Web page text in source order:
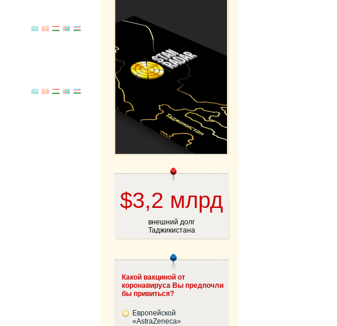
$3,2 млрд
внешний долг
Таджикистана
Какой вакциной от
коронавируса Вы предпочли
бы привиться?
Европейской
«AstraZeneca»